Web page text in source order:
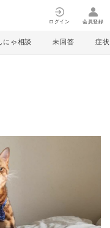
ログイン 会員登録
にゃ相談 未回答 症状